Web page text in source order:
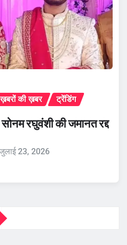
ख़बरों की ख़बर ट्रेंडिंग
रघुवंशी की जमानत रद्द
23, 2026